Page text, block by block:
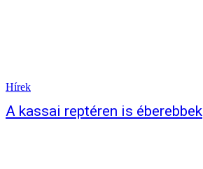
Hírek
A kassai reptéren is éberebbek